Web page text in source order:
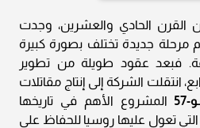
القرن الحادي والعشرين، وجدت
جديدة تختلف بصورة كبيرة
فبعد عقود طويلة من تطوير
انتقلت الشركة إلى إنتاج مقاتلات
57
المشروع الأهم في تاريخها
التي تعول عليها روسيا للحفاظ على